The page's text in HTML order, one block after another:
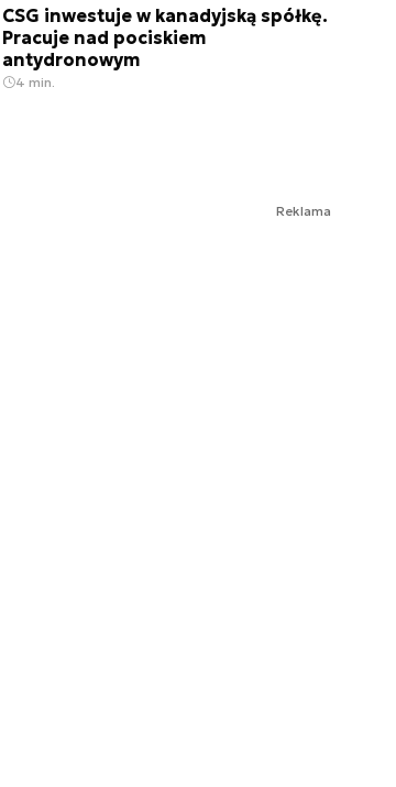
CSG inwestuje w kanadyjską spółkę.
Pracuje nad pociskiem
antydronowym
4 min.
Reklama